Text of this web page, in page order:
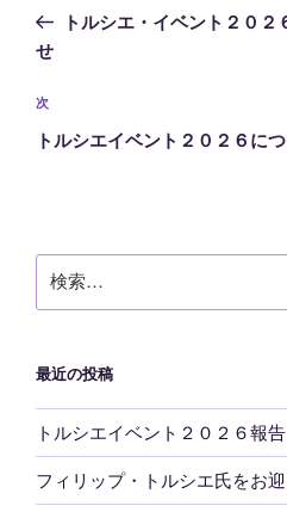
ナ
ゲ
ー
の
投
トルシエ・イベント２０
せ
次
の
次
トルシエイベント２０２６に
索:
最近の投稿
トルシエイベント２０２６報告
フィリップ・トルシエ氏をお